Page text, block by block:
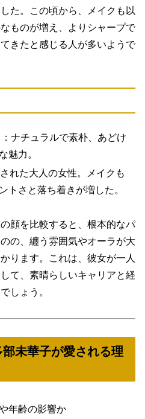
た。この頃から、メイクも以
ものが増え、よりシャープで
きたと感じる人が多いようで
：ナチュラルで素朴、あどけ
魅力。
された大人の女性。メイクも
トさと落ち着きが増した。
顔を比較すると、 根本的なパ
の、纏う雰囲気やオーラが大
ります。これは、彼女が一人
て、素晴らしいキャリアと経
しょう。
未華子が愛される理
年齢の影響か